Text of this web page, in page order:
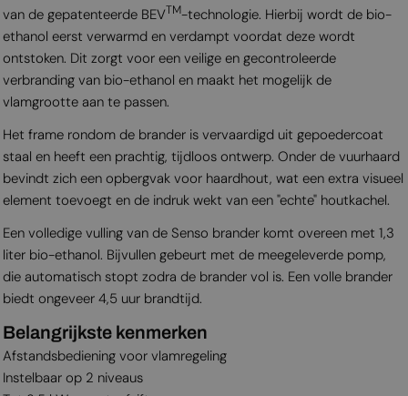
van de gepatenteerde BEVTM-technologie. Hierbij wordt de bio-
ethanol eerst verwarmd en verdampt voordat deze wordt
ontstoken. Dit zorgt voor een veilige en gecontroleerde
verbranding van bio-ethanol en maakt het mogelijk de
vlamgrootte aan te passen.
Het frame rondom de brander is vervaardigd uit gepoedercoat
staal en heeft een prachtig, tijdloos ontwerp. Onder de vuurhaard
bevindt zich een opbergvak voor haardhout, wat een extra visueel
element toevoegt en de indruk wekt van een "echte" houtkachel.
Een volledige vulling van de Senso brander komt overeen met 1,3
liter bio-ethanol. Bijvullen gebeurt met de meegeleverde pomp,
die automatisch stopt zodra de brander vol is. Een volle brander
biedt ongeveer 4,5 uur brandtijd.
Belangrijkste kenmerken
Afstandsbediening voor vlamregeling
Instelbaar op 2 niveaus